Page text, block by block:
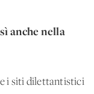
anche nella
i siti dilettantistici